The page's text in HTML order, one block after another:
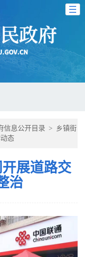
信息公开目录 >
乡镇街
态
展道路交
治